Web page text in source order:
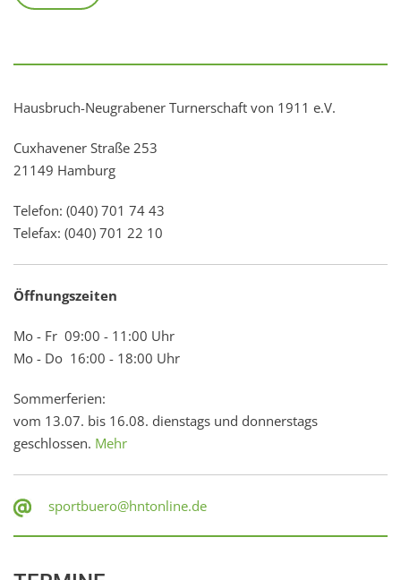
Hausbruch-Neugrabener Turnerschaft von 1911 e.V.
Cuxhavener Straße 253
21149 Hamburg
Telefon: (040) 701 74 43
Telefax: (040) 701 22 10
Öffnungszeiten
Mo - Fr 09:00 - 11:00 Uhr
Mo - Do 16:00 - 18:00 Uhr
Sommerferien:
vom 13.07. bis 16.08. dienstags und donnerstags
geschlossen. Mehr
sportbuero@hntonline.de